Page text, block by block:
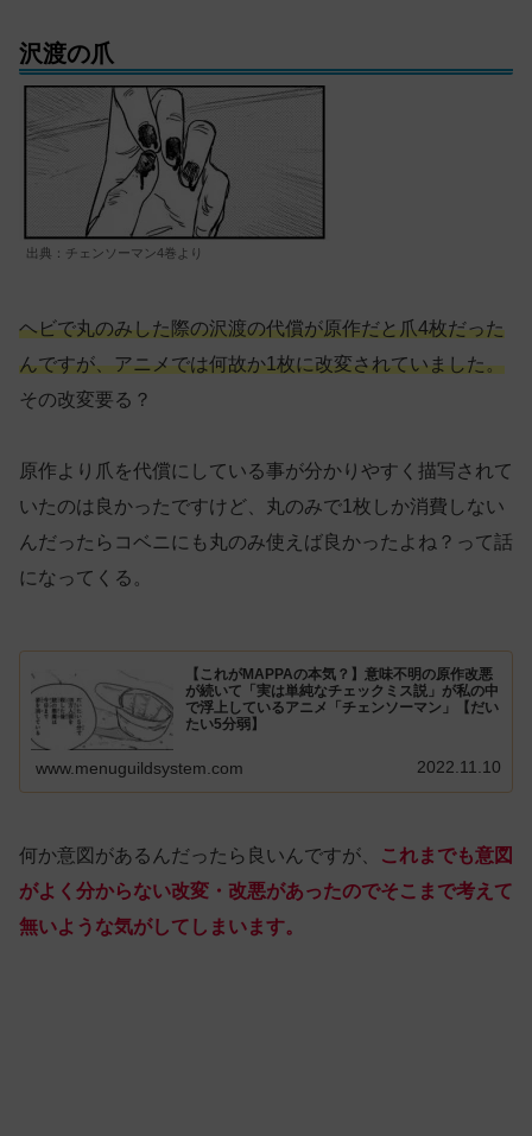
沢渡の爪
出典：チェンソーマン4巻より
ヘビで丸のみした際の沢渡の代償が原作だと爪4枚だった
んですが、アニメでは何故か1枚に改変されていました。
その改変要る？
原作より爪を代償にしている事が分かりやすく描写されて
いたのは良かったですけど、丸のみで1枚しか消費しない
んだったらコベニにも丸のみ使えば良かったよね？って話
になってくる。
【これがMAPPAの本気？】意味不明の原作改悪
が続いて「実は単純なチェックミス説」が私の中
で浮上しているアニメ「チェンソーマン」【だい
たい5分弱】
www.menuguildsystem.com 2022.11.10
何か意図があるんだったら良いんですが、 これまでも意図
がよく分からない改変・改悪があったのでそこまで考えて
無いような気がしてしまいます。